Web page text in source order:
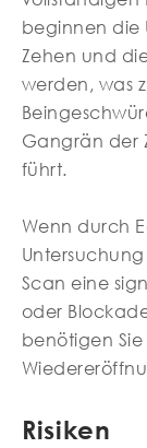
beginnen die
Zehen und
werden, was
Gangrän der
führt.
Wenn durch
Scan eine
oder
benötigen
Risiken